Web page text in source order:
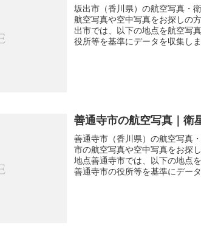
坂出市（香川県）の航空写真・
航空写真や空中写真をお探しの
出市では、以下の地点を航空写
役所等を基準にデータを収集し
善通寺市の航空写真｜衛
善通寺市（香川県）の航空写真
市の航空写真や空中写真をお探
地点善通寺市では、以下の地点
善通寺市の役所等を基準にデー